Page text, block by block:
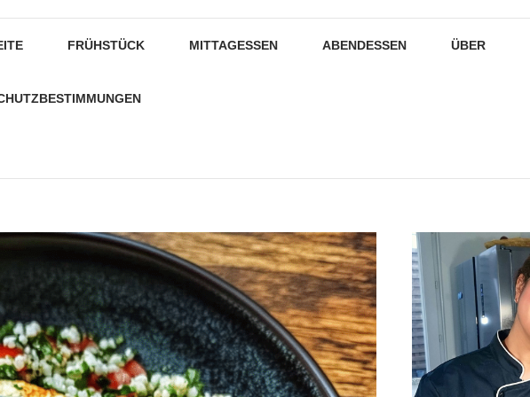
FRÜHSTÜCK MITTAGESSEN ABENDESSEN ÜBER